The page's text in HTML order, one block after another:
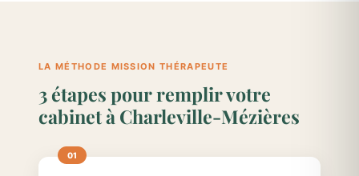
LA MÉTHODE MISSION THÉRAPEUTE
3 étapes pour remplir votre
cabinet à Charleville-Mézières